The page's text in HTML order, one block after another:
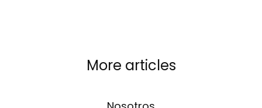
More articles